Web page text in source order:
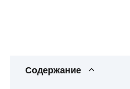
Содержание